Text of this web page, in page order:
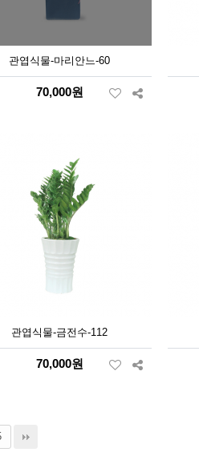
관엽식물-마리안느-60
70,000원
관엽식물-금전수-112
70,000원